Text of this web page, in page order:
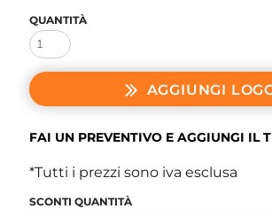
QUANTITÀ
AGGIUNGI
FAI UN PREVENTIVO E AGGIUNGI IL
*Tutti i prezzi sono iva esclusa
SCONTI QUANTITÀ